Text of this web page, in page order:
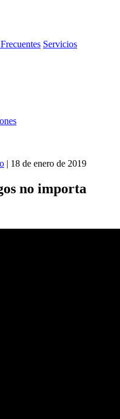
Servicios
| 18 de enero de 2019
no importa